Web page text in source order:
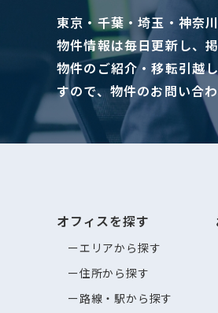
東京・千葉・埼玉・神奈
物件情報は毎日更新し、
物件のご紹介・移転引越
すので、物件のお問い合
オフィスを探す
エリアから探す
住所から探す
路線・駅から探す